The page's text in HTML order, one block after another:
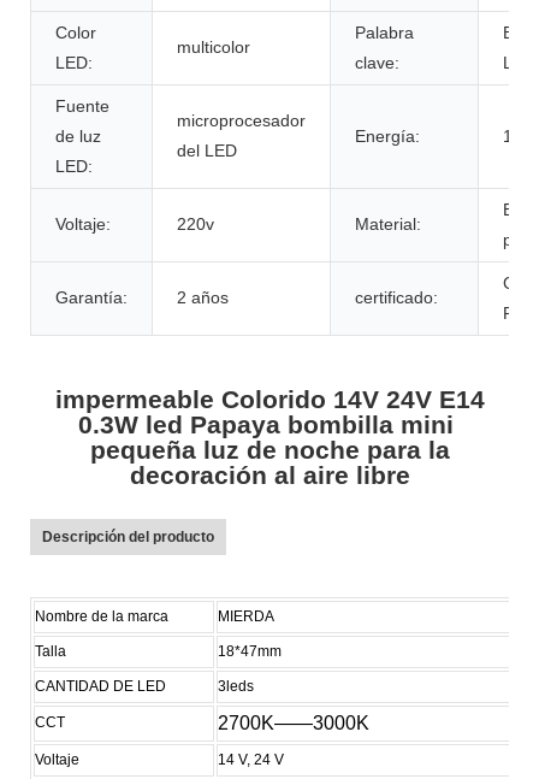
Color
LED:
multicolor
Palabra
clave:
LED
Fuente
de luz
LED:
microprocesador
del LED
Energía:
Voltaje: 220v Material:
El
Garantía: 2 años certificado:
CE
impermeable Colorido 14V 24V E14
0.3W led Papaya bombilla mini
pequeña luz de noche para la
decoración al aire libre
Descripción del producto
Nombre de la marca MIERDA
Talla 18*47mm
CANTIDAD DE LED 3leds
CCT 2700K——3000K
Voltaje 14 V, 24 V